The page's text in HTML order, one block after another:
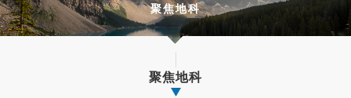
聚焦地科
聚焦地科